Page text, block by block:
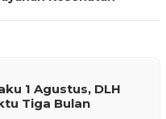
1 Agustus, DLH
Tiga Bulan